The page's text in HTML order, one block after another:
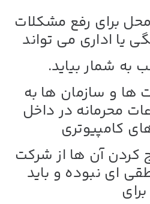
برای رفع مشکلات
یا اداری می تواند
به شمار بیاید.
ها و سازمان ها به
محرمانه در داخل
کامپیوتری
کردن آن ها از شرکت
ای نبوده و باید
برای